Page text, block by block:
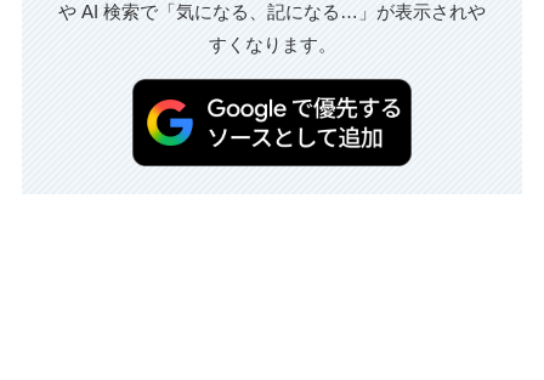
や AI 検索で「気になる、記になる…」が表示されや
すくなります。